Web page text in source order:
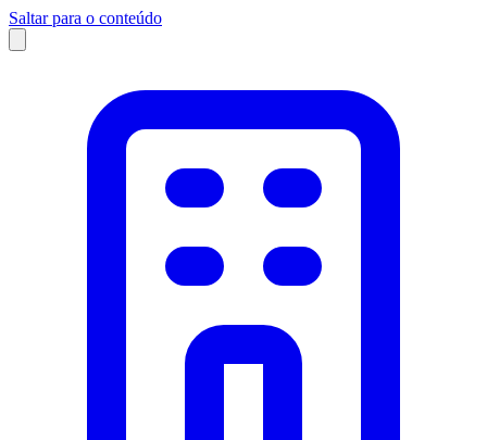
Saltar para o conteúdo